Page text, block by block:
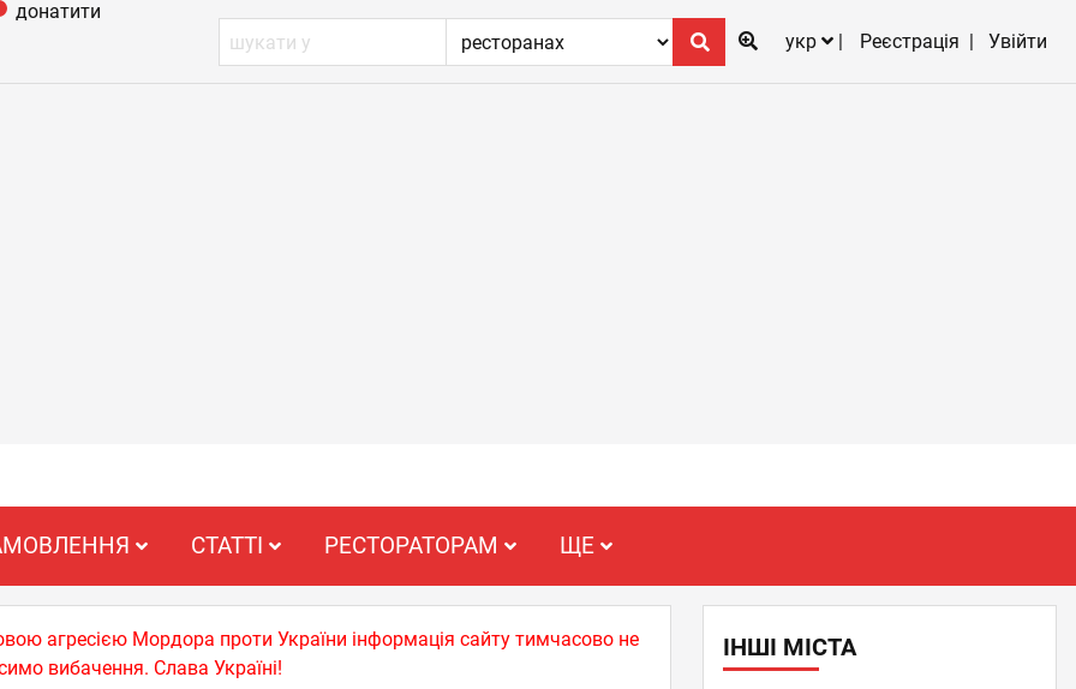
донатити
укр
Реєстрація Увійти
СТАТТІ РЕСТОРАТОРАМ ЩЕ
агресією Мордора проти України інформація сайту тимчасово не
вибачення. Слава Україні!
ІНШІ МІСТА